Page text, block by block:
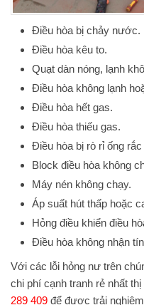
Điều hòa bị chảy nước.
Điều hòa kêu to.
Quạt dàn nóng, lạnh
Điều hòa không lạnh
Điều hòa hết gas.
Điều hòa thiếu gas.
Điều hòa bị rò rỉ ống rắc
Block điều hòa không
Máy nén không chạy.
Áp suất hút thấp hoặc
Hỏng điều khiển điều
Điều hòa không nhận
Với các lỗi hỏng nư trên
chi phí cạnh tranh rẻ nhất
289 409 để được trải